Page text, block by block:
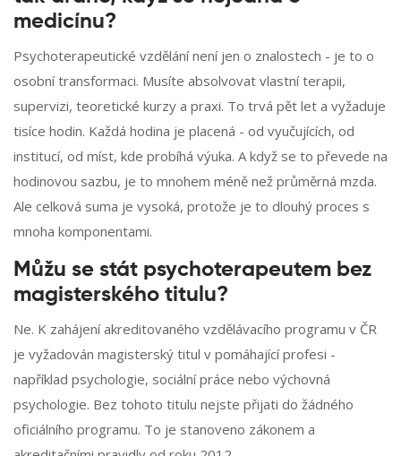
medicínu?
Psychoterapeutické vzdělání není jen o znalostech - je to o
osobní transformaci. Musíte absolvovat vlastní terapii,
supervizi, teoretické kurzy a praxi. To trvá pět let a vyžaduje
tisíce hodin. Každá hodina je placená - od vyučujících, od
institucí, od míst, kde probíhá výuka. A když se to převede na
hodinovou sazbu, je to mnohem méně než průměrná mzda.
Ale celková suma je vysoká, protože je to dlouhý proces s
mnoha komponentami.
Můžu se stát psychoterapeutem bez
magisterského titulu?
Ne. K zahájení akreditovaného vzdělávacího programu v ČR
je vyžadován magisterský titul v pomáhající profesi -
například psychologie, sociální práce nebo výchovná
psychologie. Bez tohoto titulu nejste přijati do žádného
oficiálního programu. To je stanoveno zákonem a